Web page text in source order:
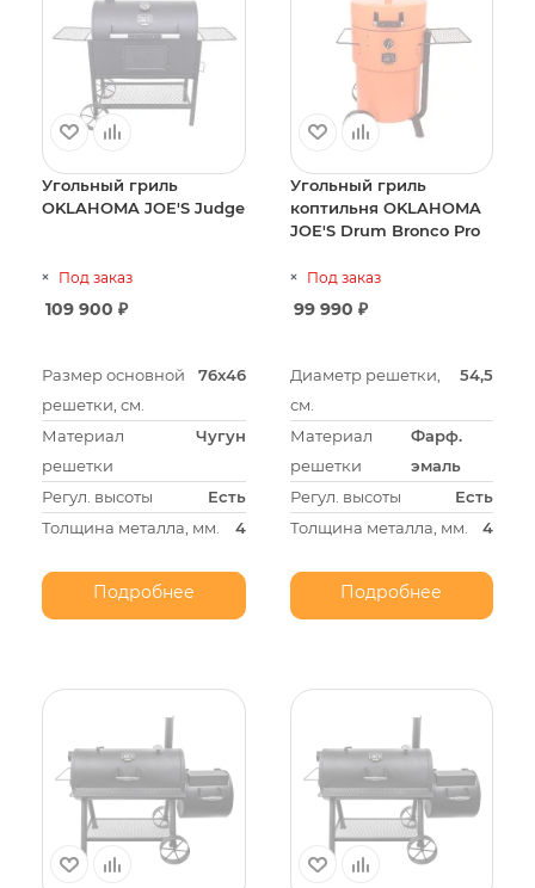
Угольный гриль
OKLAHOMA JOE'S Judge
Под заказ
109 900 ₽
Размер основной
решетки, см.
76x46
Материал
решетки
Чугун
Регул. высоты
Есть
Толщина металла, мм.
4
Подробнее
Угольный гриль
коптильня OKLAHOMA
JOE'S Drum Bronco Pro
Под заказ
99 990 ₽
Диаметр решетки,
см.
54,5
Материал
решетки
Фарф.
эмаль
Регул. высоты
Есть
Толщина металла, мм.
4
Подробнее